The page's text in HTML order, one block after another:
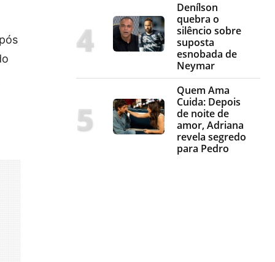
Denílson
quebra o
silêncio sobre
suposta
esnobada de
Neymar
Quem Ama
Cuida: Depois
de noite de
amor, Adriana
revela segredo
para Pedro